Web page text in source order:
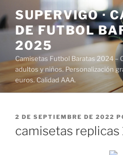
al
contenido
SUPERVIGO ·
DE FUTBOL
2025
Camisetas Futbol Baratas 2024 –
adultos y niños. Personalización
euros. Calidad AAA.
PUBLICADO
2 DE SEPTIEMBRE DE 2022
camisetas replicas